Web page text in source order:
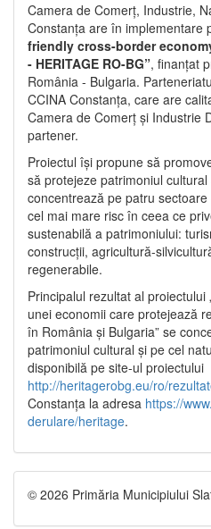
Camera de Comerț, Industrie,
Constanța are în implementare
friendly cross-border
- HERITAGE RO-BG”, finanțat
România - Bulgaria.
CCINA Constanța, care are
Camera de Comerț și Industrie
partener.
Proiectul își propune să
să protejeze patrimoniul
concentrează pe patru
cel mai mare risc în ceea ce
sustenabilă a patrimoniului:
construcții, agricultură-
regenerabile.
Principalul rezultat al
unei economii care protejează
în România și Bulgaria” se
patrimoniul cultural și pe cel
disponibilă pe site-ul proiectului
http://heritagerobg.eu/ro/
Constanța la adresa https://
derulare/heritage.
© 2026 Primăria Municipiului